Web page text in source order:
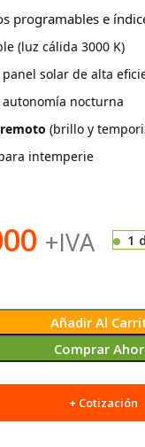
programables e
(luz cálida 3000 K)
solar de alta
autonomía nocturna
(brillo y
intemperie
+IVA 1
Añadir Al
Comprar
+ Cotización